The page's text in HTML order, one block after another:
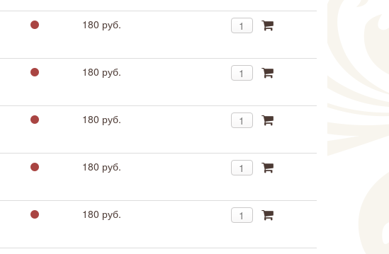
180 руб.
180 руб.
180 руб.
180 руб.
180 руб.